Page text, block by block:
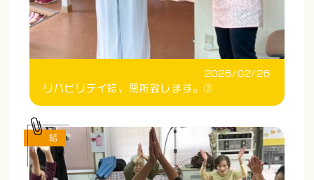
2026/02/26
リハビリデイ結、閉所致します。③
結